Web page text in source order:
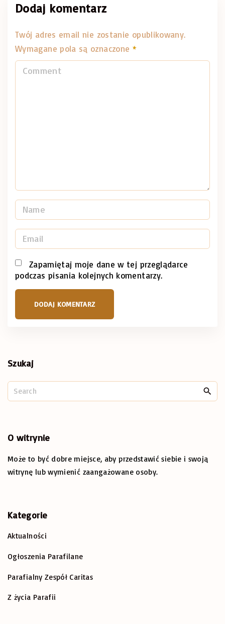
Dodaj komentarz
Twój adres email nie zostanie opublikowany.
Wymagane pola są oznaczone *
a
m
e
*
m
a
i
l
Zapamiętaj moje dane w tej przeglądarce
podczas pisania kolejnych komentarzy.
Szukaj
e
O witrynie
Może to być dobre miejsce, aby przedstawić siebie i swoją
witrynę lub wymienić zaangażowane osoby.
Kategorie
Aktualności
Ogłoszenia Parafilane
Parafialny Zespół Caritas
Z życia Parafii